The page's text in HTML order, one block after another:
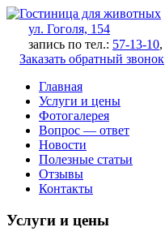
Skip
content
ул. Гоголя, 154
запись по тел.: 57-13-10,
Заказать обратный звонок
Главная
Услуги и цены
Фотогалерея
Вопрос — ответ
Новости
Полезные статьи
Отзывы
Контакты
Услуги и цены